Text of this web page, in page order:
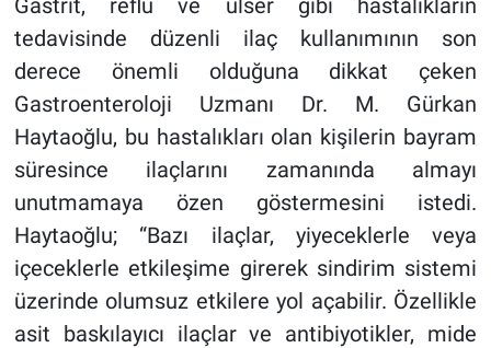
Gastrit, reflü ve ülser gibi hastalıkların
tedavisinde düzenli ilaç kullanımının son
derece önemli olduğuna dikkat çeken
Gastroenteroloji Uzmanı Dr. M. Gürkan
Haytaoğlu, bu hastalıkları olan kişilerin bayram
süresince ilaçlarını zamanında almayı
unutmamaya özen göstermesini istedi.
Haytaoğlu; “Bazı ilaçlar, yiyeceklerle veya
içeceklerle etkileşime girerek sindirim sistemi
üzerinde olumsuz etkilere yol açabilir. Özellikle
asit baskılayıcı ilaçlar ve antibiyotikler, mide